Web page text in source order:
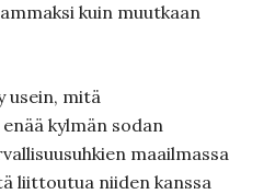
kuin muutkaan
usein, mitä
kylmän sodan
maailmassa
liittoutua niiden kanssa